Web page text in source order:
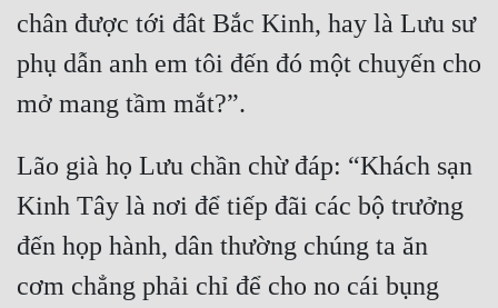
chân được tới đât Bắc Kinh, hay là Lưu sư
phụ dẫn anh em tôi đến đó một chuyến cho
Lão già họ Lưu chần chừ đáp: “Khách sạn
Kinh Tây là nơi để tiếp đãi các bộ trưởng
đến họp hành, dân thường chúng ta ăn
cơm chẳng phải chỉ để cho no cái bụng